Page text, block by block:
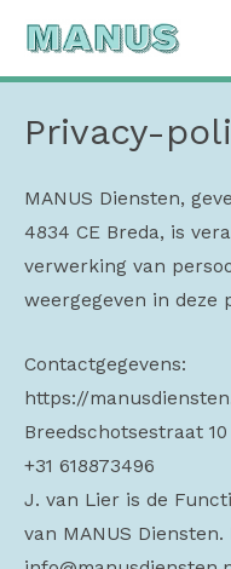
Privacy-
MANUS Diensten,
4834 CE Breda, is
verwerking van
weergegeven in deze
Contactgegevens:
https://
Breedschotsestraat
+31 618873496
J. van Lier is de
van MANUS